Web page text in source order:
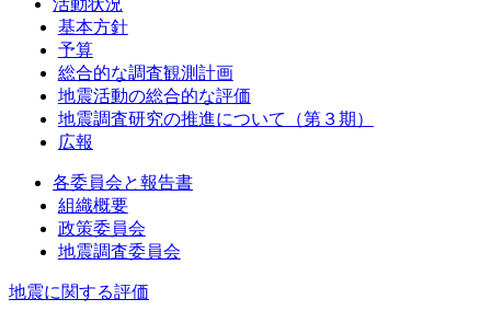
活動状況
基本方針
予算
総合的な調査観測計画
地震活動の総合的な評価
地震調査研究の推進について（第３期）
広報
各委員会と報告書
組織概要
政策委員会
地震調査委員会
地震に関する評価